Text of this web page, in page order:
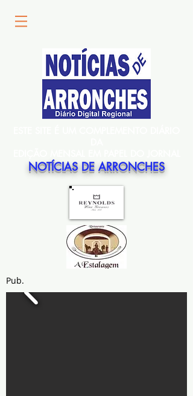
NOTÍCIAS DE ARRONCHES
Pub.